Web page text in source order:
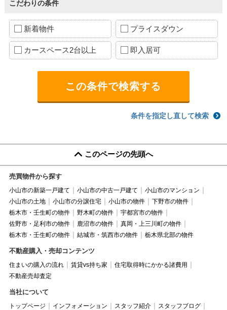
こだわりの条件
新着物件 プライスダウン
カースペース2台以上 即入居可
条件を指定し直して検索
このページの先頭へ
売買物件から探す
小山市の新築一戸建て 小山市の中古一戸建て
小山市のマンション
小山市の土地
小山市の分譲住宅 小山市の物件
下野市の物件
栃木市・壬生町の物件
野木町の物件
宇都宮市の物件
佐野市・足利市の物件
鹿沼市の物件
真岡・上三川町の物件
栃木市・壬生町の物件
結城市・筑西市の物件 栃木県北部の物件
不動産購入・売却コンテンツ
住まいの購入の流れ 賃貸vs持ち家
住宅取得時にかかる諸費用
不動産売却査定
当社について
トップページ インフォメーション スタッフ紹介
スタッフブログ